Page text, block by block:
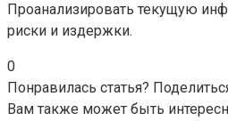
Проанализировать текущую
риски и издержки.
0
Понравилась статья?
Вам также может быть